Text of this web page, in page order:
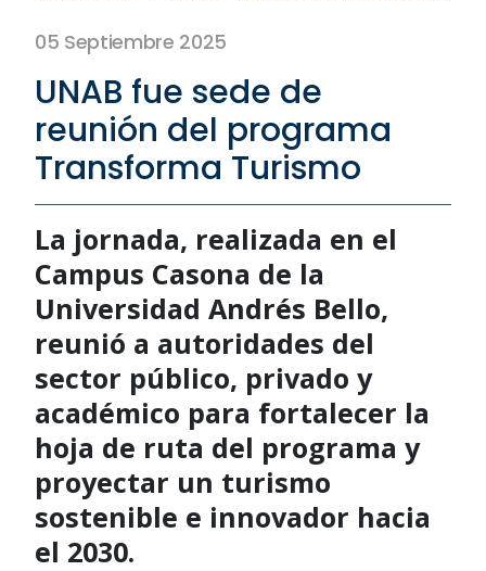
05 Septiembre 2025
UNAB fue sede de
reunión del programa
Transforma Turismo
La jornada, realizada en el
Campus Casona de la
Universidad Andrés Bello,
reunió a autoridades del
sector público, privado y
académico para fortalecer la
hoja de ruta del programa y
proyectar un turismo
sostenible e innovador hacia
el 2030.